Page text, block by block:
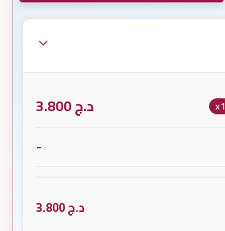
x1 د.ج
-
د.ج